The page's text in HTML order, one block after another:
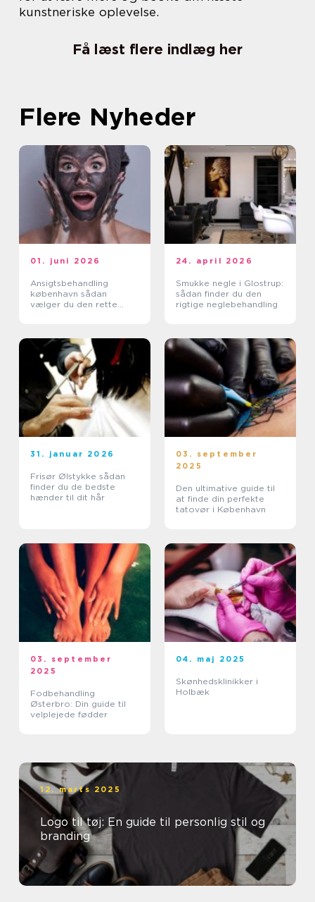
kunstneriske oplevelse.
Få læst flere indlæg her
Flere Nyheder
01. juni 2026
Ansigtsbehandling
københavn sådan
vælger du den rette
24. april 2026
Smukke negle i Glostrup:
sådan finder du den
rigtige neglebehandling
31. januar 2026
Frisør Ølstykke sådan
finder du de bedste
hænder til dit hår
03. september
2025
Den ultimative guide til
at finde din perfekte
tatovør i København
03. september
2025
Fodbehandling
Østerbro: Din guide til
velplejede fødder
04. maj 2025
Skønhedsklinikker i
Holbæk
12. marts 2025
Logo til tøj: En guide til personlig stil og
branding